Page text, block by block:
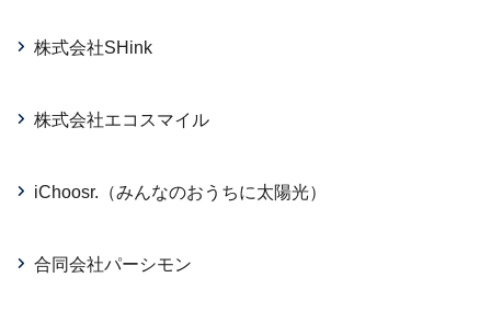
株式会社SHink
株式会社エコスマイル
iChoosr.（みんなのおうちに太陽光）
合同会社パーシモン